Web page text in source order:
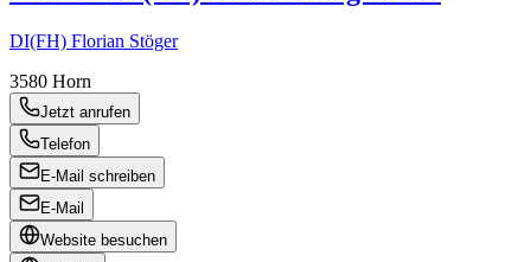
DI(FH) Florian Stöger
3580 Horn
Jetzt anrufen
Telefon
E-Mail schreiben
E-Mail
Website besuchen